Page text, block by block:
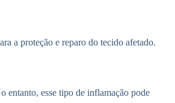
a proteção e reparo do tecido afetado.
entanto, esse tipo de inflamação pode